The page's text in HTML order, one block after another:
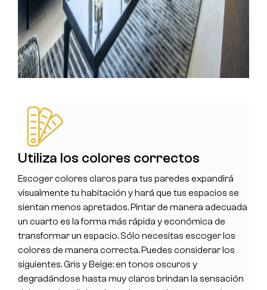
Utiliza los colores correctos
Escoger colores claros para tus paredes expandirá
visualmente tu habitación y hará que tus espacios se
sientan menos apretados. Pintar de manera adecuada
un cuarto es la forma más rápida y económica de
transformar un espacio. Sólo necesitas escoger los
colores de manera correcta. Puedes considerar los
siguientes. Gris y Beige: en tonos oscuros y
degradándose hasta muy claros brindan la sensación